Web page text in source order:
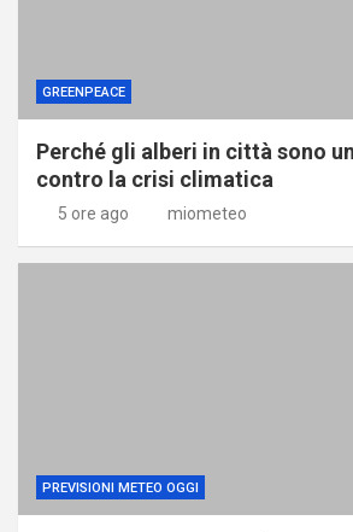
GREENPEACE
Perché gli alberi in città sono
contro la crisi climatica
5 ore ago miometeo
PREVISIONI METEO OGGI